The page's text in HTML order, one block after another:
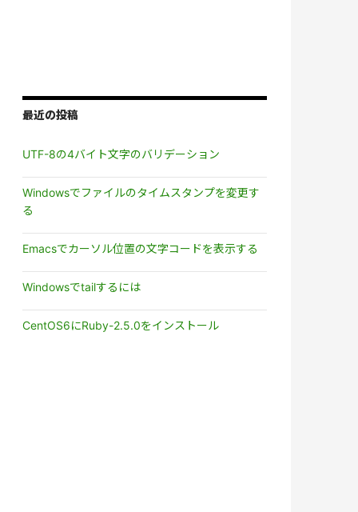
最近の投稿
UTF-8の4バイト文字のバリデーション
Windowsでファイルのタイムスタンプを変更す
る
Emacsでカーソル位置の文字コードを表示する
Windowsでtailするには
CentOS6にRuby-2.5.0をインストール